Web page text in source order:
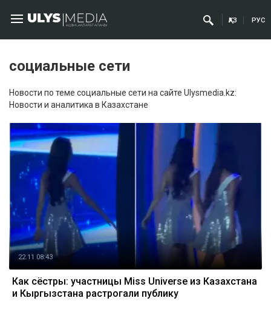
ҚАЗ РУС
социальные сети
Новости по теме социальные сети на сайте Ulysmedia.kz:
Новости и аналитика в Казахстане
22.11 08:43
Как сёстры: участницы Miss Universe из Казахстана
и Кыргызстана растрогали публику